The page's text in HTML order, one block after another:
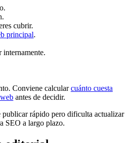
cubrir.
principal.
internamente.
Conviene calcularcuánto cuesta
antes de decidir.
rápido pero dificulta actualizar
SEO a largo plazo.